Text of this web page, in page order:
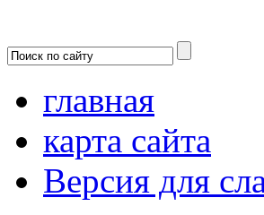
главная
карта сайта
Версия для